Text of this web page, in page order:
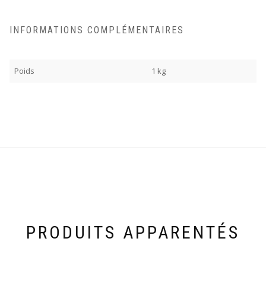
INFORMATIONS COMPLÉMENTAIRES
Poids 1 kg
PRODUITS APPARENTÉS